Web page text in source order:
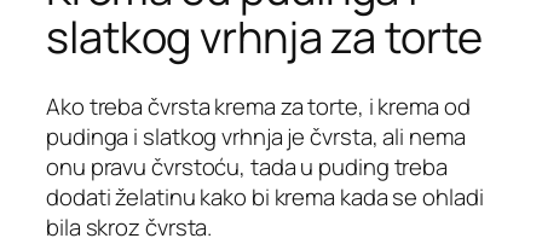
slatkog vrhnja za torte
Ako treba čvrsta krema za torte, i krema od
pudinga i slatkog vrhnja je čvrsta, ali nema
onu pravu čvrstoću, tada u puding treba
dodati želatinu kako bi krema kada se ohladi
bila skroz čvrsta.